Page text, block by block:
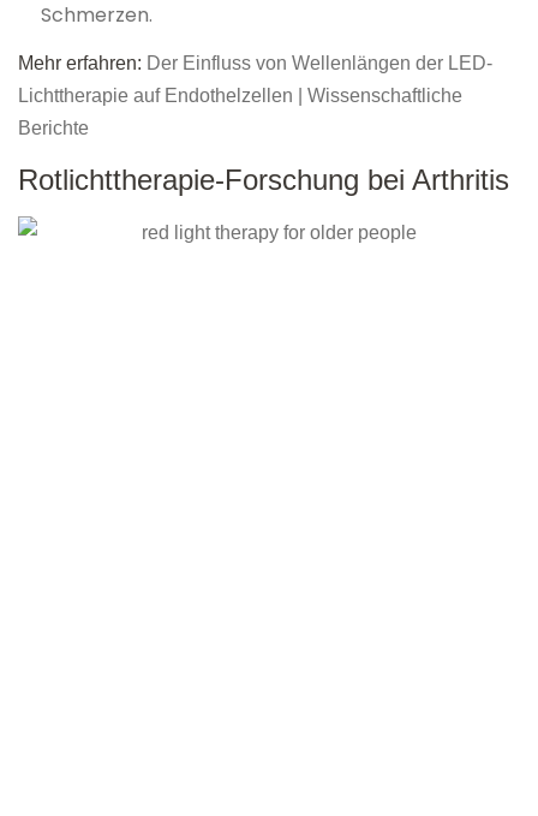
Schmerzen.
Mehr erfahren: Der Einfluss von Wellenlängen der LED-
Lichttherapie auf Endothelzellen | Wissenschaftliche
Berichte
Rotlichttherapie-Forschung bei Arthritis